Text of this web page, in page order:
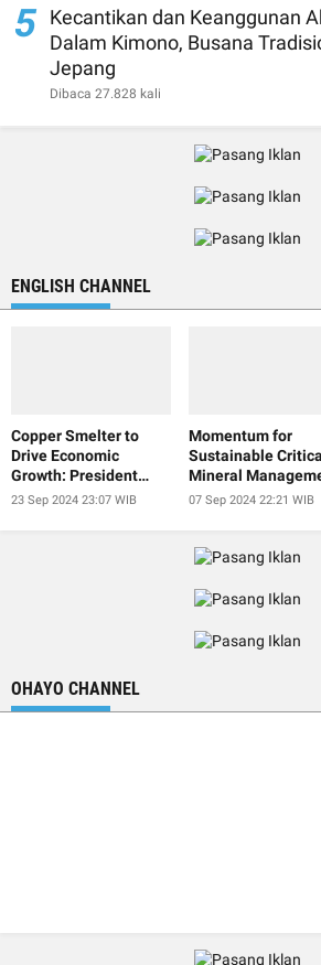
5 Kecantikan dan Keanggunan
Dalam Kimono, Busana
Jepang
Dibaca 27.828 kali
ENGLISH CHANNEL
Copper Smelter to
Drive Economic
Growth: President
Jokowi
23 Sep 2024 23:07 WIB
Momentum for
Sustainable
Mineral
at IISF 2024
07 Sep 2024 22:21 WIB
OHAYO CHANNEL